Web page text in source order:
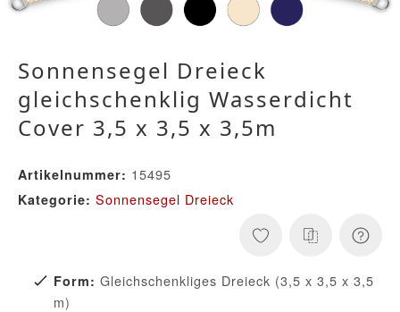
Sonnensegel Dreieck
gleichschenklig Wasserdicht
Cover 3,5 x 3,5 x 3,5m
Artikelnummer: 15495
Kategorie: Sonnensegel Dreieck
Form: Gleichschenkliges Dreieck (3,5 x 3,5 x 3,5
m)